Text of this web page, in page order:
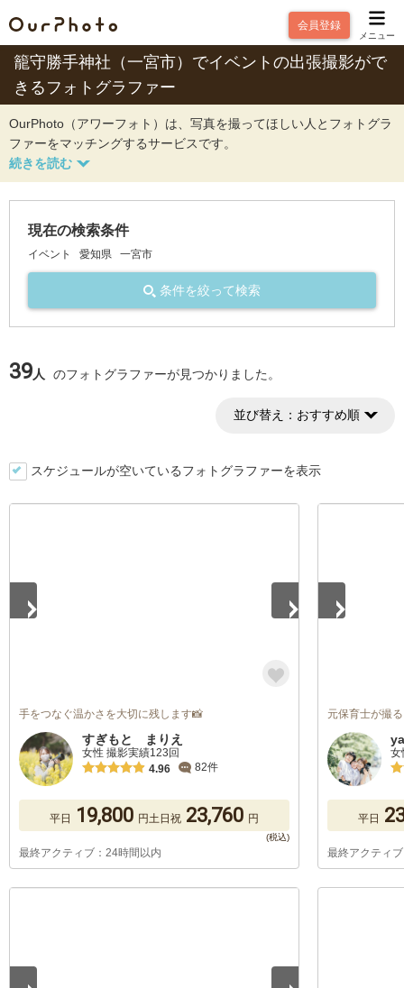
会員登録
メニュー
籠守勝手神社（一宮市）でイベントの出張撮影がで
きるフォトグラファー
OurPhoto（アワーフォト）は、写真を撮ってほしい人とフォトグラ
ファーをマッチングするサービスです。
現在の検索条件
イベント 愛知県 一宮市
条件を絞って検索
39人 のフォトグラファーが見つかりました。
並び替え： おすすめ順
スケジュールが空いているフォトグラファーを表示
手をつなぐ温かさを大切に残します📸
すぎもと まりえ
女性 撮影実績123回
4.96
82件
平日 19,800 円土日祝 23,760 円
最終アクティブ：24時間以内
元保育士が撮
女
平日
最終アクティ